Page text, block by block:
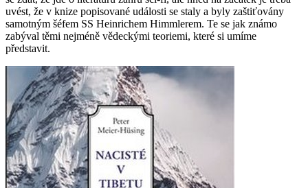
uvést, že v knize popisované události se staly a byly zaštiťovány
samotným šéfem SS Heinrichem Himmlerem. Te se jak známo
zabýval těmi nejméně vědeckými teoriemi, které si umíme
představit.